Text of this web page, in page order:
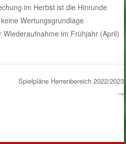
im Herbst ist die Hinrunde
Wertungsgrundlage
im Frühjahr (April)
Spielpläne Herrenbereich 2022/2023
→